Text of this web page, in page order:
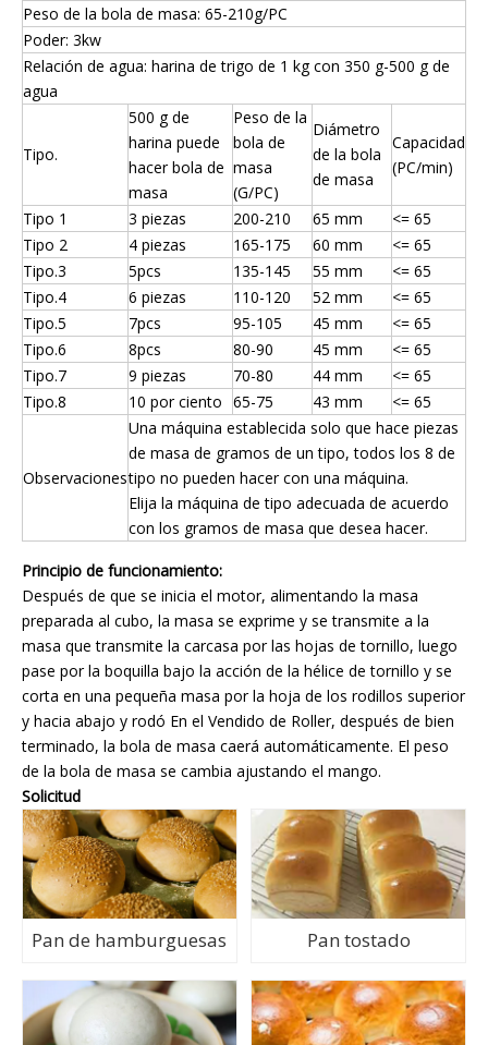
Peso de la bola de masa: 65-210g/PC
Poder: 3kw
Relación de agua: harina de trigo de 1 kg con 350 g-500 g de
agua
Tipo.
500 g de
harina puede
hacer bola de
masa
Peso de la
bola de
masa
(G/PC)
Diámetro
de la bola
de masa
Capacidad
(PC/min)
Tipo 1 3 piezas 200-210 65 mm
<= 65
Tipo 2
4 piezas 165-175 60 mm
<= 65
Tipo.3
5pcs 135-145 55 mm
<= 65
Tipo.4
6 piezas 110-120 52 mm
<= 65
Tipo.5
7pcs 95-105 45 mm
<= 65
Tipo.6
8pcs 80-90 45 mm
<= 65
Tipo.7
9 piezas 70-80 44 mm
<= 65
Tipo.8
10 por ciento 65-75 43 mm <= 65
Observaciones
Una máquina establecida solo que hace piezas
de masa de gramos de un tipo, todos los 8 de
tipo no pueden hacer con una máquina.
Elija la máquina de tipo adecuada de acuerdo
con los gramos de masa que desea hacer.
Principio de funcionamiento:
Después de que se inicia el motor, alimentando la masa
preparada al cubo, la masa se exprime y se transmite a la
masa que transmite la carcasa por las hojas de tornillo, luego
pase por la boquilla bajo la acción de la hélice de tornillo y se
corta en una pequeña masa por la hoja de los rodillos superior
y hacia abajo y rodó En el Vendido de Roller, después de bien
terminado, la bola de masa caerá automáticamente. El peso
de la bola de masa se cambia ajustando el mango.
Solicitud
Pan de hamburguesas Pan tostado